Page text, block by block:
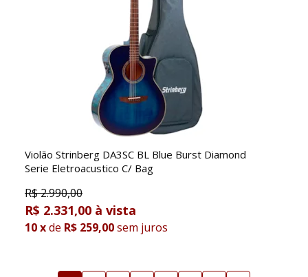
Violão Strinberg DA3SC BL Blue Burst Diamond
Serie Eletroacustico C/ Bag
R$2.990,00
R$ 2.331,00
10xde R$ 259,00sem juros